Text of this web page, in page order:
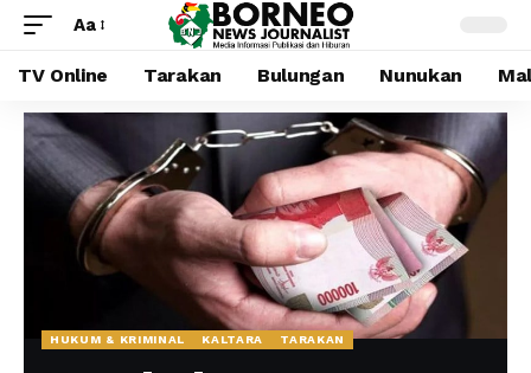
Aa
TV Online Tarakan Bulungan Nunukan
HUKUM & KRIMINAL KALTARA TARAKAN